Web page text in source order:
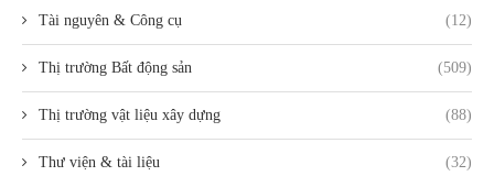
Tài nguyên & Công cụ (12)
Thị trường Bất động sản (509)
Thị trường vật liệu xây dựng (88)
Thư viện & tài liệu (32)